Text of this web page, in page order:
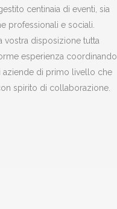
centinaia di eventi, sia
professionali e sociali.
vostra disposizione tutta
esperienza coordinando
aziende di primo livello che
spirito di collaborazione.